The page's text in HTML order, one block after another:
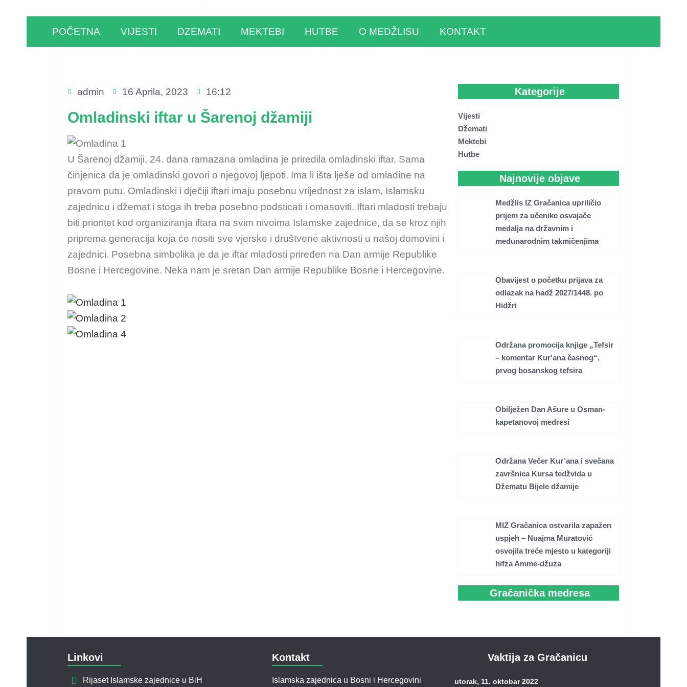
POČETNA VIJESTI DZEMATI MEKTEBI HUTBE O MEDŽLISU KONTAKT
admin 16 Aprila, 2023 16:12
Omladinski iftar u Šarenoj džamiji
U Šarenoj džamiji, 24. dana ramazana omladina je priredila omladinski iftar. Sama
činjenica da je omladinski govori o njegovoj ljepoti. Ima li išta lješe od omladine na
pravom putu. Omladinski i dječiji iftari imaju posebnu vrijednost za islam, Islamsku
zajednicu i džemat i stoga ih treba posebno podsticati i omasoviti. Iftari mladosti trebaju
biti prioritet kod organiziranja iftara na svim nivoima Islamske zajednice, da se kroz njih
priprema generacija koja će nositi sve vjerske i društvene aktivnosti u našoj domovini i
zajednici. Posebna simbolika je da je iftar mladosti priređen na Dan armije Republike
Bosne i Hercegovine. Neka nam je sretan Dan armije Republike Bosne i Hercegovine.
Kategorije
Vijesti
Džemati
Mektebi
Hutbe
Najnovije objave
Medžlis IZ Gračanica upriličio
prijem za učenike osvajače
medalja na državnim i
međunarodnim takmičenjima
Obavijest o početku prijava za
odlazak na hadž 2027/1448. po
Hidžri
Održana promocija knjige „Tefsir
– komentar Kur'ana časnog“,
prvog bosanskog tefsira
Obilježen Dan Ašure u Osman-
kapetanovoj medresi
Održana Večer Kur’ana i svečana
završnica Kursa tedžvida u
Džematu Bijele džamije
MIZ Gračanica ostvarila zapažen
uspjeh – Nuajma Muratović
osvojila treće mjesto u kategoriji
hifza Amme-džuza
Gračanička medresa
Linkovi
Rijaset Islamske zajednice u BiH
Kontakt
Islamska zajednica u Bosni i Hercegovini
Vaktija za Gračanicu
utorak, 11. oktobar 2022